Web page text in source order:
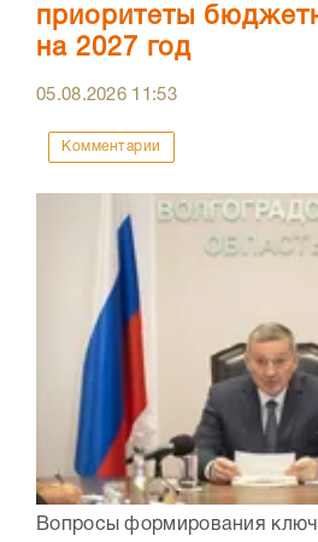
приоритеты
на 2027 год
05.08.2026 11:53
Комментарии
Вопросы формирования